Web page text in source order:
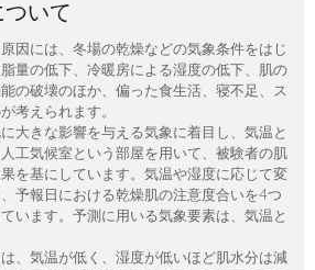
いて
因には、冬場の乾燥などの気象条件をはじ
量の低下、冷暖房による湿度の低下、肌の
の破壊のほか、偏った食生活、寝不足、ス
考えられます。
大きな影響を与える気象に着目し、気温と
工気候室という部屋を用いて、被験者の肌
を基にしています。気温や湿度に応じて変
予報日における乾燥肌の注意度合いを4つ
います。予測に用いる気象要素は、気温と
、気温が低く、湿度が低いほど肌水分は減